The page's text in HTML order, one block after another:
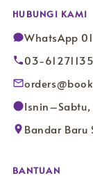
HUBUNGI KAMI
WhatsApp
03-61271135
Bandar Baru
BANTUAN